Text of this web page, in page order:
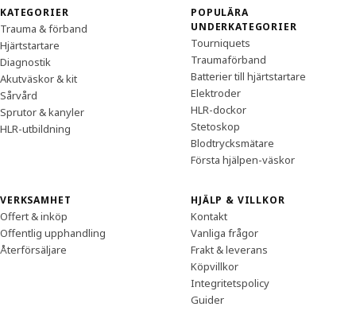
KATEGORIER
Trauma & förband
Hjärtstartare
Diagnostik
Akutväskor & kit
Sårvård
Sprutor & kanyler
HLR-utbildning
POPULÄRA
UNDERKATEGORIER
Tourniquets
Traumaförband
Batterier till hjärtstartare
Elektroder
HLR-dockor
Stetoskop
Blodtrycksmätare
Första hjälpen-väskor
VERKSAMHET
Offert & inköp
Offentlig upphandling
Återförsäljare
HJÄLP & VILLKOR
Kontakt
Vanliga frågor
Frakt & leverans
Köpvillkor
Integritetspolicy
Guider